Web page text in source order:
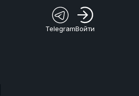
TelegramВойти